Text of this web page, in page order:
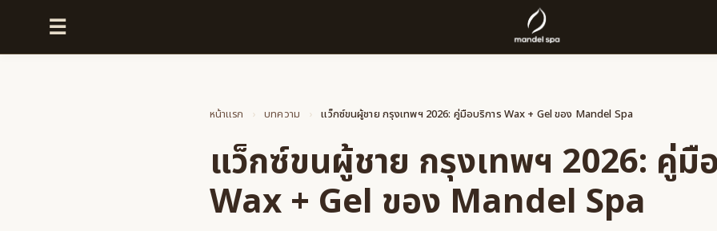
☰
หน้าแรก › บทความ › แว็กซ์ขนผู้ชาย กรุงเทพฯ 2026: คู่มือบริการ Wax + Gel ของ Mandel Spa
แว็กซ์ขนผู้ชาย กรุงเทพฯ 2026: คู่มื
Wax + Gel ของ Mandel Spa